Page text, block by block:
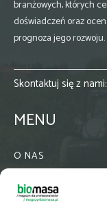
branżowych, których
doświadczeń oraz
prognoza jego rozwoju.
Skontaktuj się z nami:
MENU
O NAS
WSPÓŁPRACA